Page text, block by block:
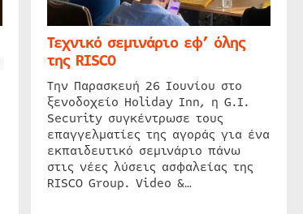
Τεχνικό σεμινάριο εφ’ όλης
της RISCO
Την Παρασκευή 26 Ιουνίου στο
ξενοδοχείο Holiday Inn, η G.I.
Security συγκέντρωσε τους
επαγγελματίες της αγοράς για ένα
εκπαιδευτικό σεμινάριο πάνω
στις νέες λύσεις ασφαλείας της
RISCO Group. Video &…